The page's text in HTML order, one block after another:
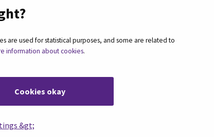
are used for statistical purposes, and some are related to
information about cookies.
Cookies okay
&gt;